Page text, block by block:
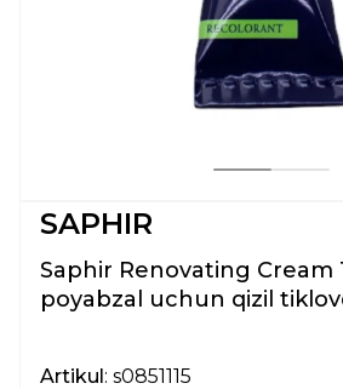
SAPHIR
Saphir Renovating Cream
poyabzal uchun qizil
Artikul: s0851115